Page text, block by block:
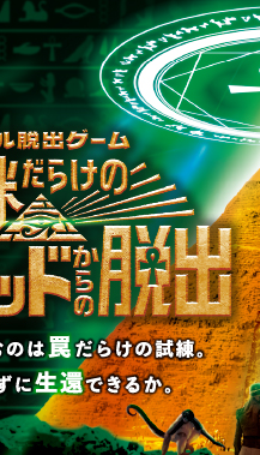
ください
い合わせ
のお客様
チケット